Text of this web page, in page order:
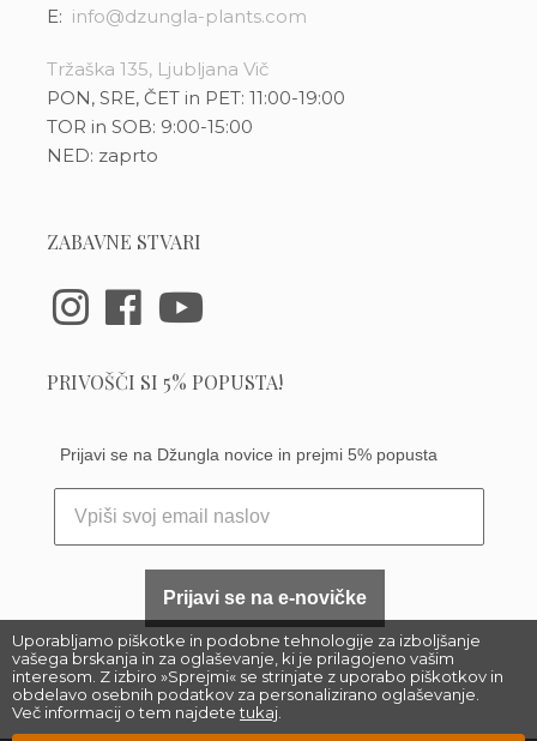
Uporabljamo piškotke in podobne tehnologije za izboljšanje
vašega brskanja in za oglaševanje, ki je prilagojeno vašim
interesom. Z izbiro »Sprejmi« se strinjate z uporabo piškotkov in
obdelavo osebnih podatkov za personalizirano oglaševanje.
Več informacij o tem najdetetukaj
E: info@dzungla-plants.com
Tržaška 135, Ljubljana Vič
PON, SRE, ČET in PET: 11:00-19:00
TOR in SOB: 9:00-15:00
NED: zaprto
ZABAVNE STVARI
PRIVOŠČI SI 5% POPUSTA!
Prijavi se na Džungla novice in prejmi 5% popusta
Prijavi se na e-novičke